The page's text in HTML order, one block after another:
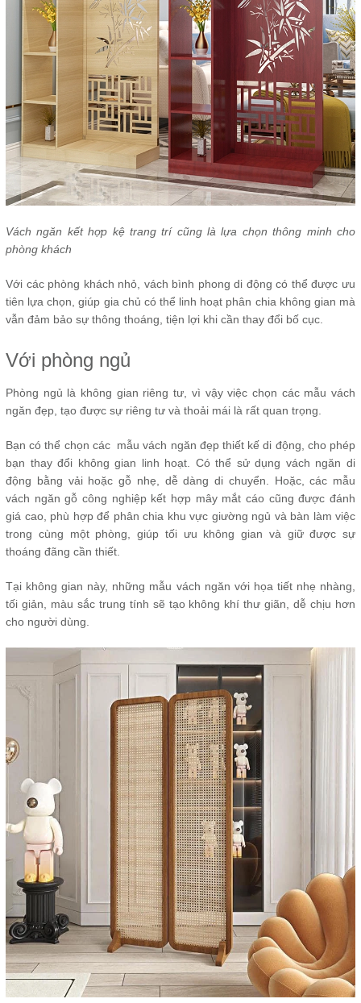
Vách ngăn kết hợp kệ trang trí cũng là lựa chọn thông minh cho
phòng khách
Với các phòng khách nhỏ, vách bình phong di động có thể được ưu
tiên lựa chọn, giúp gia chủ có thể linh hoạt phân chia không gian mà
vẫn đảm bảo sự thông thoáng, tiện lợi khi cần thay đổi bố cục.
Với phòng ngủ
Phòng ngủ là không gian riêng tư, vì vậy việc chọn các mẫu vách
ngăn đẹp, tạo được sự riêng tư và thoải mái là rất quan trọng.
Bạn có thể chọn các mẫu vách ngăn đẹp thiết kế di động, cho phép
bạn thay đổi không gian linh hoạt. Có thể sử dụng vách ngăn di
động bằng vải hoặc gỗ nhẹ, dễ dàng di chuyển. Hoặc, các mẫu
vách ngăn gỗ công nghiệp kết hợp mây mắt cáo cũng được đánh
giá cao, phù hợp để phân chia khu vực giường ngủ và bàn làm việc
trong cùng một phòng, giúp tối ưu không gian và giữ được sự
thoáng đãng cần thiết.
Tại không gian này, những mẫu vách ngăn với họa tiết nhẹ nhàng,
tối giản, màu sắc trung tính sẽ tạo không khí thư giãn, dễ chịu hơn
cho người dùng.